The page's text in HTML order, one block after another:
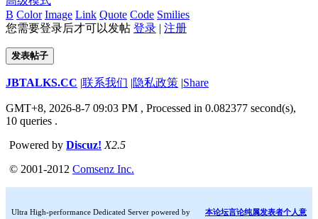
B Color Image Link Quote Code Smilies
您需要登录后才可以发帖 登录 | 注册
发表帖子
JBTALKS.CC |联系我们 |隐私政策 |Share
GMT+8, 2026-8-7 09:03 PM , Processed in 0.082377 second(s),
10 queries .
Powered by Discuz! X2.5
© 2001-2012 Comsenz Inc.
Ultra High-performance Dedicated Server powered by
本论坛言论纯属发表者个人意